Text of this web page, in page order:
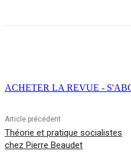
ACHETER LA REVUE -
Article précédent
Théorie et pratique socialistes
chez Pierre Beaudet